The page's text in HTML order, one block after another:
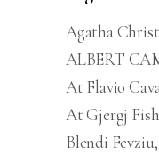
Agatha
ALBERT
At Flavio
At Gjergj
Blendi Fevziu